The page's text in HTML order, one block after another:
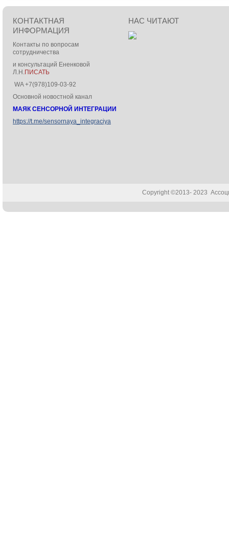
КОНТАКТНАЯ
ИНФОРМАЦИЯ
Контакты по вопросам
сотрудничества
и консультаций Ененковой
Л.Н.ПИСАТЬ
WA +7(978)109-03-92
Основной новостной канал
МАЯК СЕНСОРНОЙ ИНТЕГРАЦИИ
https://t.me/sensornaya_integraciya
НАС ЧИТАЮТ
Copyright ©2013- 2023